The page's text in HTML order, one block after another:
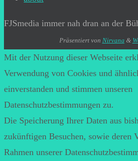
FJSmedia immer nah dran an der
Präsentiert von Nirvana &
Mit der Nutzung dieser Webseite
Verwendung von Cookies und
einverstanden und stimmen unseren
Datenschutzbestimmungen zu.
Die Speicherung Ihrer Daten aus
zukünftigen Besuchen, sowie deren
Rahmen unserer